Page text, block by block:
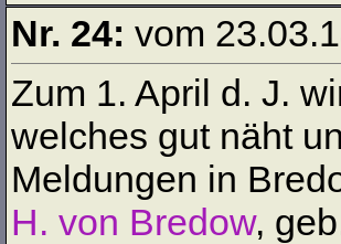
Nr. 24: vom
Zum 1. April d. J.
welches gut näht
Meldungen in
H. von Bredow,